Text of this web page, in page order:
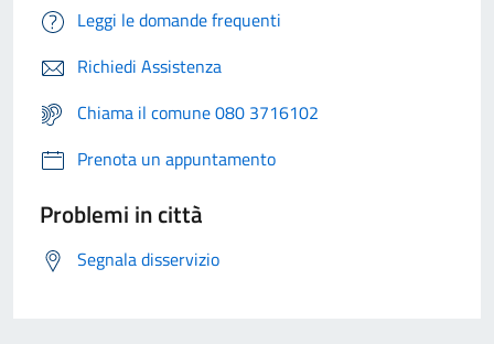
Leggi le domande frequenti
Richiedi Assistenza
Chiama il comune 080 3716102
Prenota un appuntamento
Problemi in città
Segnala disservizio